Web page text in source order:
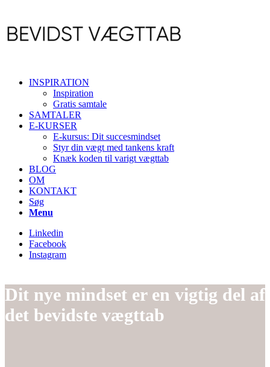
INSPIRATION
Inspiration
Gratis samtale
SAMTALER
E-KURSER
E-kursus: Dit succesmindset
Styr din vægt med tankens kraft
Knæk koden til varigt vægttab
BLOG
OM
KONTAKT
Søg
Menu
Linkedin
Facebook
Instagram
Dit nye mindset er en vigtig del af
det bevidste vægttab